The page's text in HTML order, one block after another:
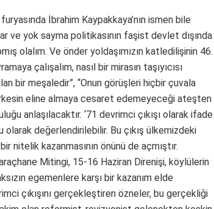
İbrahim Kaypakkaya’nın ismen bile
yok sayma politikasının faşist devlet dışında
olalım. Ve önder yoldaşımızın katledilişinin 46.
çalışalım, nasıl bir mirasın taşıyıcısı
bir meşaledir”, “Onun görüşleri hiçbir çuvala
eline almaya cesaret edemeyeceği ateşten
anlaşılacaktır. ‘71 devrimci çıkışı olarak ifade
değerlendirilebilir. Bu çıkış ülkemizdeki
nitelik kazanmasının önünü de açmıştır.
Mitingi, 15-16 Haziran Direnişi, köylülerin
egemenlere karşı bir kazanım elde
çıkışını gerçekleştiren özneler, bu gerçekliği